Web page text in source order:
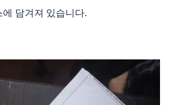
담겨져 있습니다.